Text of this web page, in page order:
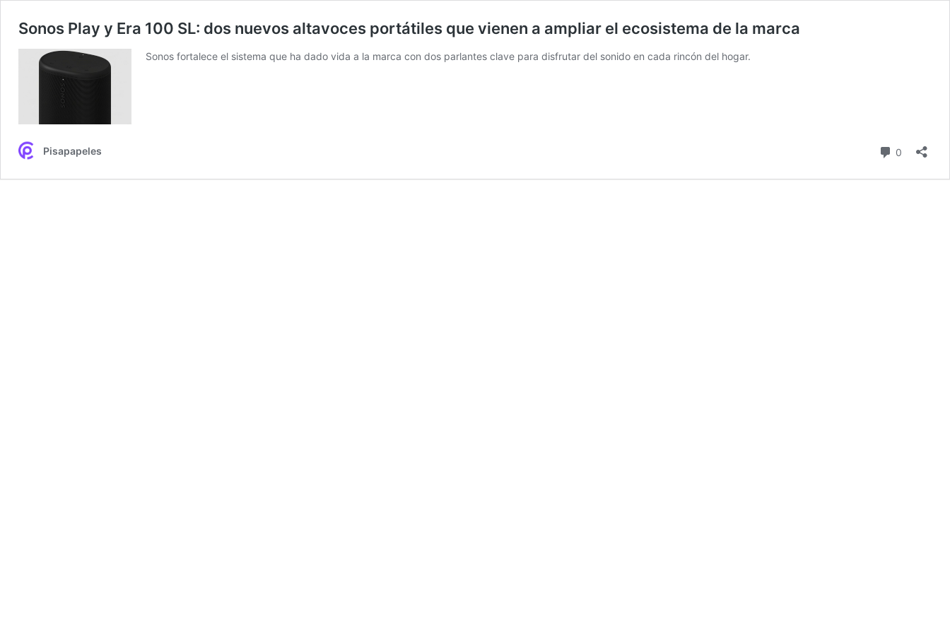
Sonos Play y Era 100 SL: dos nuevos altavoces portátiles que vienen a ampliar el ecosistema de la marca
Sonos fortalece el sistema que ha dado vida a la marca con dos parlantes clave para disfrutar del sonido en cada rincón del hogar.
Pisapapeles 0